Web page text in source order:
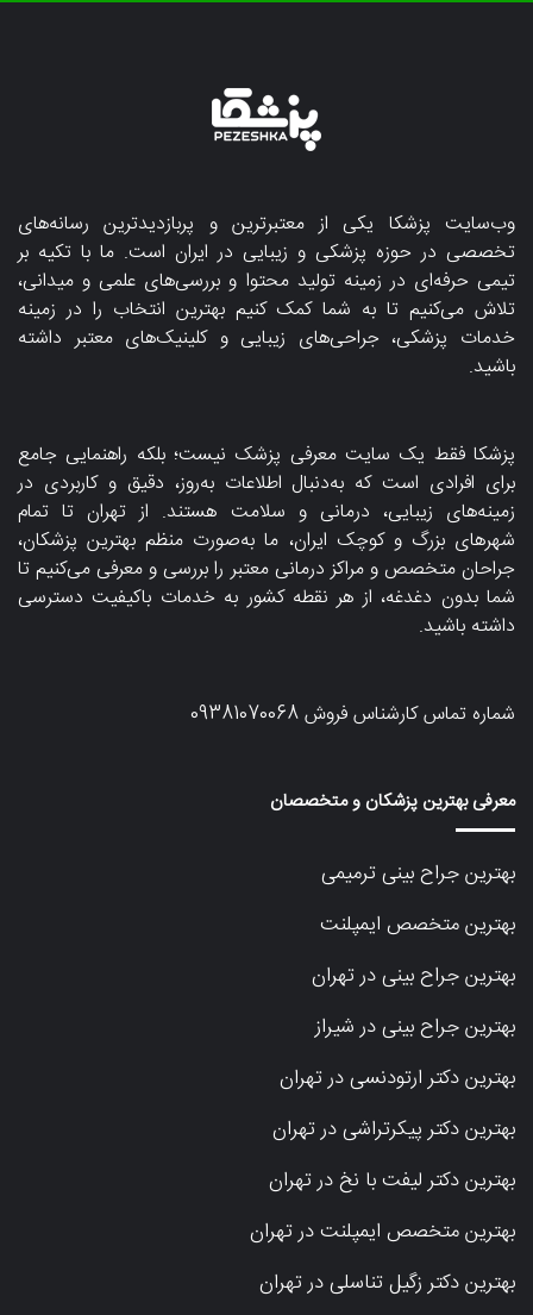
وب‌سایت پزشکا یکی از معتبرترین و پربازدیدترین رسانه‌های
تخصصی در حوزه پزشکی و زیبایی در ایران است. ما با تکیه بر
تیمی حرفه‌ای در زمینه تولید محتوا و بررسی‌های علمی و میدانی،
تلاش می‌کنیم تا به شما کمک کنیم بهترین انتخاب را در زمینه
خدمات پزشکی، جراحی‌های زیبایی و کلینیک‌های معتبر داشته
باشید.
پزشکا فقط یک سایت معرفی پزشک نیست؛ بلکه راهنمایی جامع
برای افرادی است که به‌دنبال اطلاعات به‌روز، دقیق و کاربردی در
زمینه‌های زیبایی، درمانی و سلامت هستند. از تهران تا تمام
شهرهای بزرگ و کوچک ایران، ما به‌صورت منظم بهترین پزشکان،
جراحان متخصص و مراکز درمانی معتبر را بررسی و معرفی می‌کنیم تا
شما بدون دغدغه، از هر نقطه کشور به خدمات باکیفیت دسترسی
داشته باشید.
شماره تماس کارشناس فروش09381070068
معرفی بهترین پزشکان و متخصصان
بهترین جراح بینی ترمیمی
بهترین متخصص ایمپلنت
بهترین جراح بینی در تهران
بهترین جراح بینی در شیراز
بهترین دکتر ارتودنسی در تهران
بهترین دکتر پیکرتراشی در تهران
بهترین دکتر لیفت با نخ در تهران
بهترین متخصص ایمپلنت در تهران
بهترین دکتر زگیل تناسلی در تهران